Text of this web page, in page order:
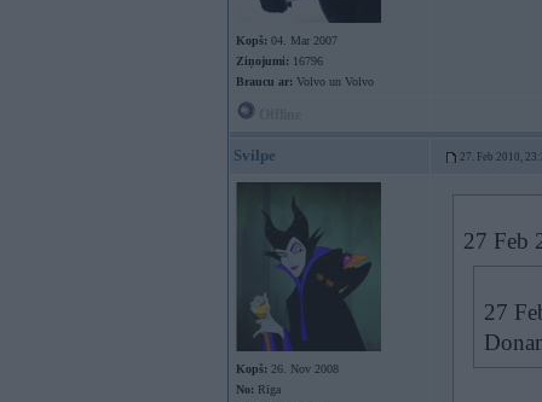
Kopš: 04. Mar 2007
Ziņojumi: 16796
Braucu ar: Volvo un Volvo
Svilpe 27. Feb 2010,
Kopš: 26. Nov 2008
No: Rīga
27 Feb
27